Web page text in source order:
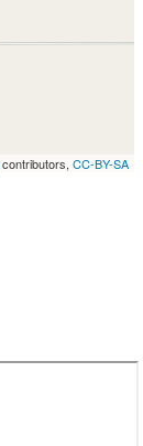
contributors, CC-BY-SA